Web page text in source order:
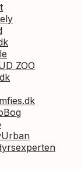
ZOO